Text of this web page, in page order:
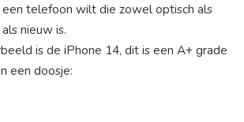
telefoon wilt die zowel optisch als
nieuw is.
is de iPhone 14, dit is een A+ grade
een doosje: